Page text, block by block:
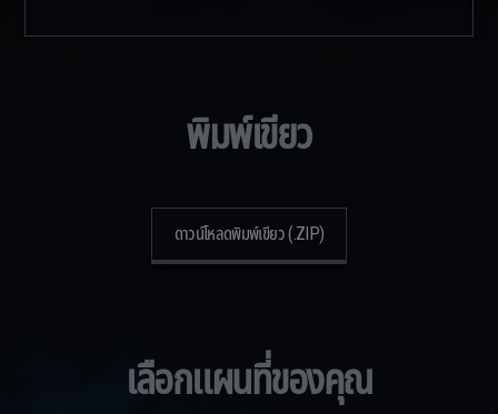
พิมพ์เขียว
ดาวน์โหลดพิมพ์เขียว (.ZIP)
เลือกแผนที่ของคุณ